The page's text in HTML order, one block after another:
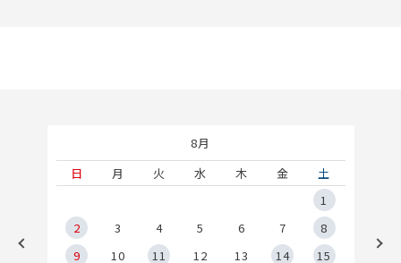
8月
日
月 火 水 木 金
土
1
2
3 4 5 6 7
8
9
10 11 12 13 14
15